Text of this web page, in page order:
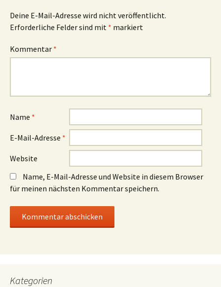
Deine E-Mail-Adresse wird nicht veröffentlicht.
Erforderliche Felder sind mit * markiert
Kommentar *
Name *
E-Mail-Adresse *
Website
Name, E-Mail-Adresse und Website in diesem Browser
für meinen nächsten Kommentar speichern.
Kategorien